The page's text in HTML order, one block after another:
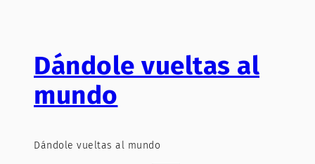
contenido
Dándole vueltas al
mundo
Dándole vueltas al mundo